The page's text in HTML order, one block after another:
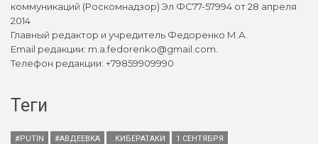
коммуникаций (Роскомнадзор) Эл ФС77-57994 от 28 апреля
2014
Главный редактор и учредитель Федоренко М.А.
Email редакции: m.a.fedorenko@gmail.com.
Телефон редакции: +79859909990
Теги
#PUTIN #АВДЕЕВКА . КИБЕРАТАКИ
1 СЕНТЯБРЯ